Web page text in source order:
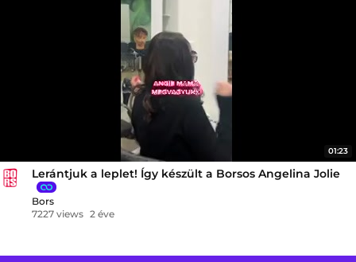
01:23
Lerántjuk a leplet! Így készült a Borsos Angelina Jolie
Bors
7227 views 2 éve